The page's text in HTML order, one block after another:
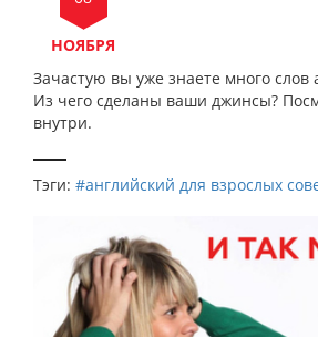
НОЯБРЯ
Зачастую вы уже знаете много слов
Из чего сделаны ваши джинсы?
внутри.
Тэги: #английский для взрослых